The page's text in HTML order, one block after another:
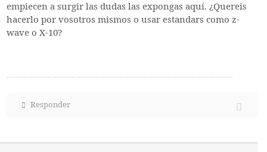
empiecen a surgir las dudas las expongas aquí. ¿Quereis
hacerlo por vosotros mismos o usar estandars como z-
wave o X-10?
Responder